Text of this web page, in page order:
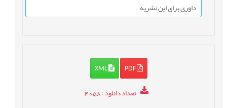
داوری برای این نشریه
PDF
XML
تعداد دانلود: 4058